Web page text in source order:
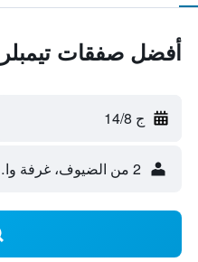
أفضل صفقات
ج 14/8
2 من الضيوف، غرفة واحدة